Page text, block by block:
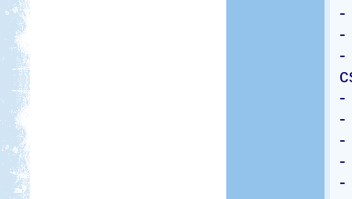
-
-
-
-
-
-
-
-